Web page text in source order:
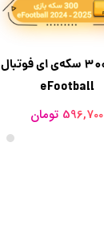
خرید 300 سکه‌ی ای فوتبال
eFootball
596,700 تومان